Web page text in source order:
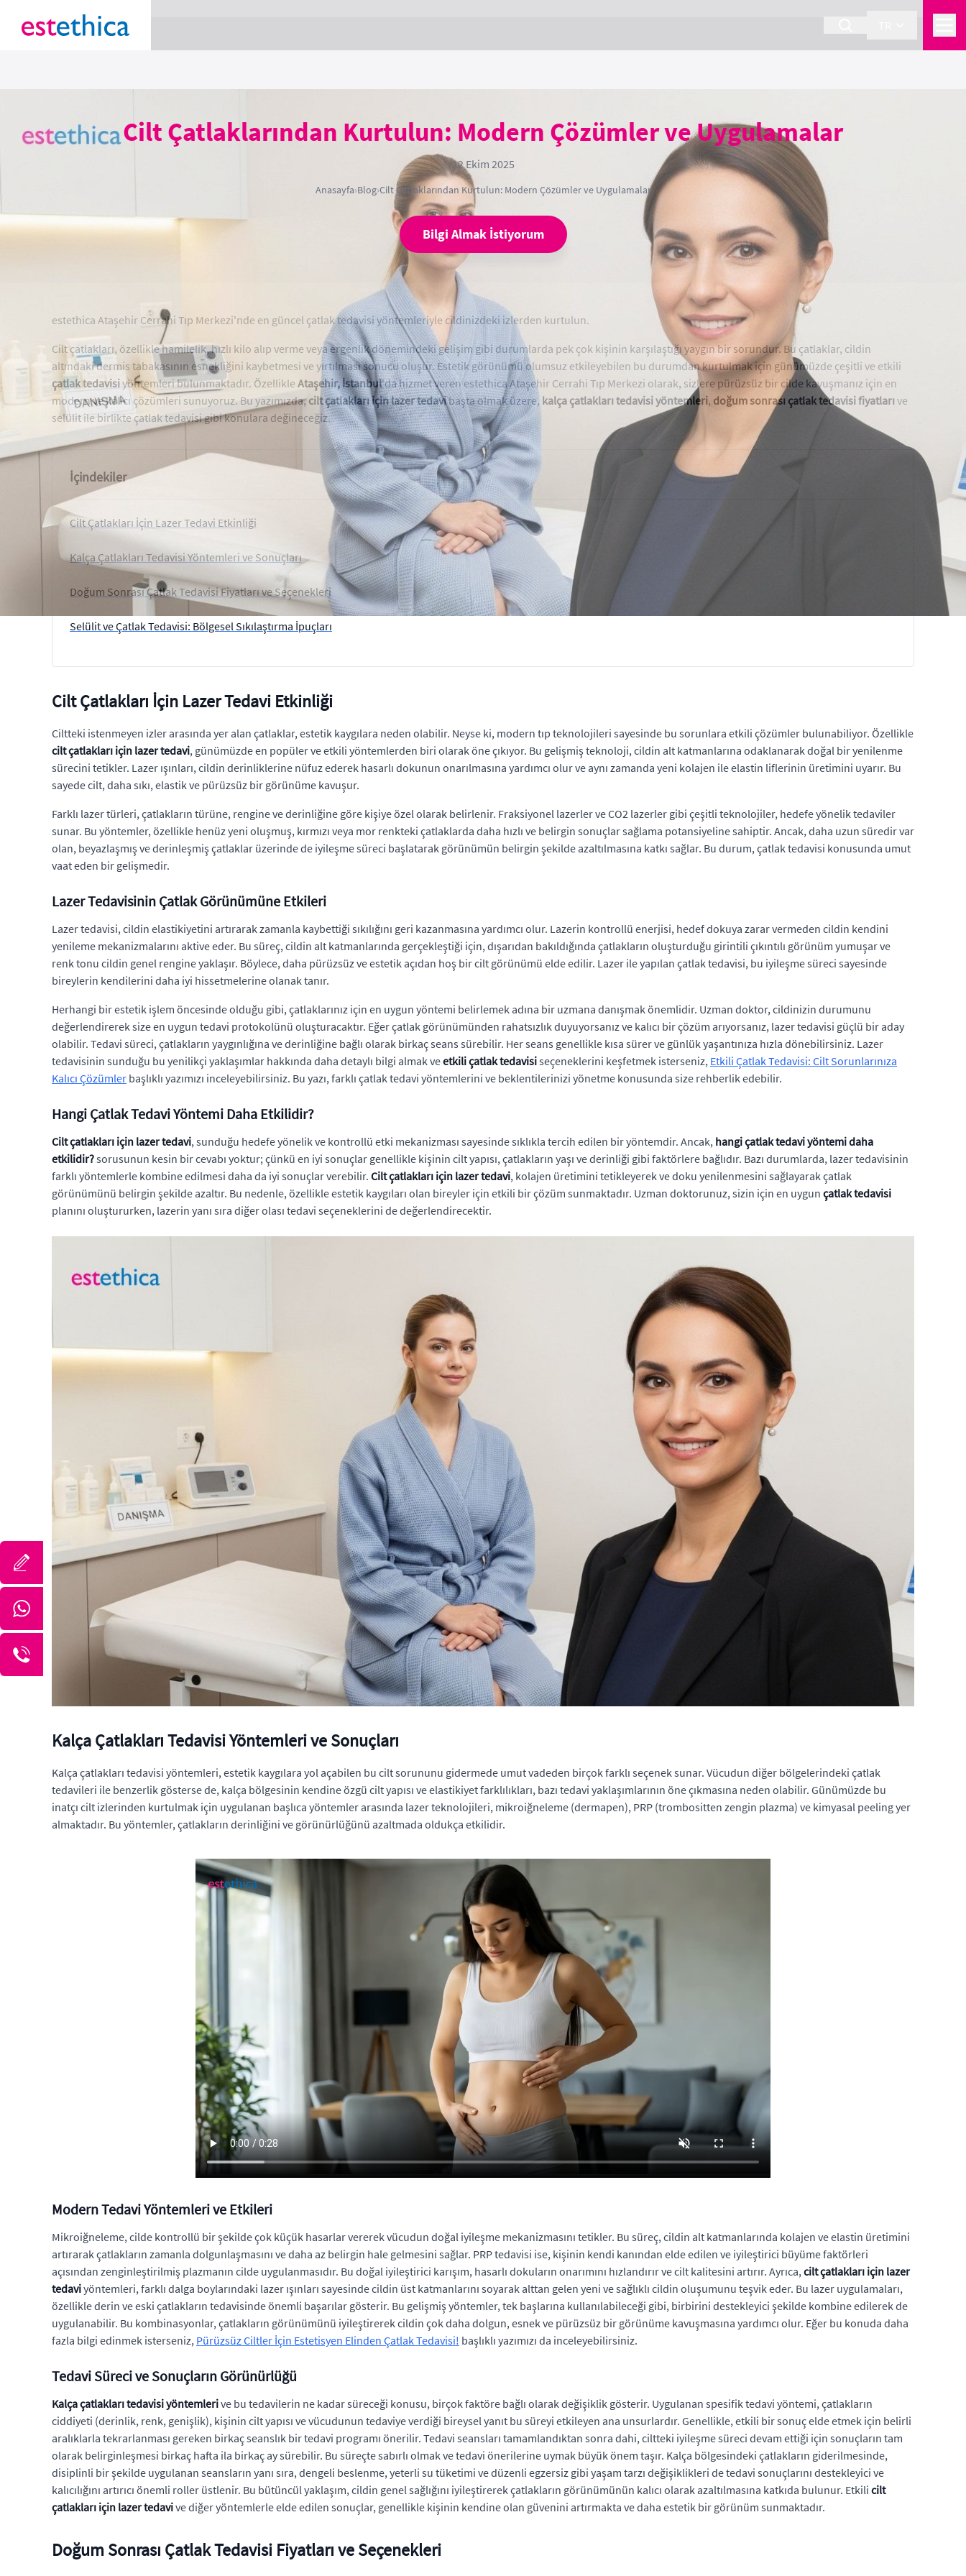
Cilt Çatlaklarından Kurtulun: Modern Çözümler ve Uygulamalar
12 Ekim 2025
Anasayfa›Blog›Cilt Çatlaklarından Kurtulun: Modern Çözümler ve Uygulamalar
Bilgi Almak İstiyorum
estethica Ataşehir Cerrahi Tıp Merkezi'nde en güncel çatlak tedavisi yöntemleriyle cildinizdeki izlerden kurtulun.
Cilt çatlakları, özellikle hamilelik, hızlı kilo alıp verme veya ergenlik dönemindeki gelişim gibi durumlarda pek çok kişinin karşılaştığı yaygın bir sorundur. Bu çatlaklar, cildin
altındaki dermis tabakasının esnekliğini kaybetmesi ve yırtılması sonucu oluşur. Estetik görünümü olumsuz etkileyebilen bu durumdan kurtulmak için günümüzde çeşitli ve etkili
çatlak tedavisiyöntemleri bulunmaktadır. Özellikle Ataşehir, İstanbul'da hizmet veren estethica Ataşehir Cerrahi Tıp Merkezi olarak, sizlere pürüzsüz bir cilde kavuşmanız için en
modern ve kalıcı çözümleri sunuyoruz. Bu yazımızda,cilt çatlakları için lazer tedavibaşta olmak üzere, kalça çatlakları tedavisi yöntemleri, doğum sonrası çatlak tedavisi fiyatları ve
selülit ile birlikte çatlak tedavisi gibi konulara değineceğiz.
İçindekiler
Cilt Çatlakları İçin Lazer Tedavi Etkinliği
Kalça Çatlakları Tedavisi Yöntemleri ve Sonuçları
Doğum Sonrası Çatlak Tedavisi Fiyatları ve Seçenekleri
Selülit ve Çatlak Tedavisi: Bölgesel Sıkılaştırma İpuçları
Cilt Çatlakları İçin Lazer Tedavi Etkinliği
Ciltteki istenmeyen izler arasında yer alan çatlaklar, estetik kaygılara neden olabilir. Neyse ki, modern tıp teknolojileri sayesinde bu sorunlara etkili çözümler bulunabiliyor. Özellikle
cilt çatlakları için lazer tedavi, günümüzde en popüler ve etkili yöntemlerden biri olarak öne çıkıyor. Bu gelişmiş teknoloji, cildin alt katmanlarına odaklanarak doğal bir yenilenme
sürecini tetikler. Lazer ışınları, cildin derinliklerine nüfuz ederek hasarlı dokunun onarılmasına yardımcı olur ve aynı zamanda yeni kolajen ile elastin liflerinin üretimini uyarır. Bu
sayede cilt, daha sıkı, elastik ve pürüzsüz bir görünüme kavuşur.
Farklı lazer türleri, çatlakların türüne, rengine ve derinliğine göre kişiye özel olarak belirlenir. Fraksiyonel lazerler ve CO2 lazerler gibi çeşitli teknolojiler, hedefe yönelik tedaviler
sunar. Bu yöntemler, özellikle henüz yeni oluşmuş, kırmızı veya mor renkteki çatlaklarda daha hızlı ve belirgin sonuçlar sağlama potansiyeline sahiptir. Ancak, daha uzun süredir var
olan, beyazlaşmış ve derinleşmiş çatlaklar üzerinde de iyileşme süreci başlatarak görünümün belirgin şekilde azaltılmasına katkı sağlar. Bu durum, çatlak tedavisi konusunda umut
vaat eden bir gelişmedir.
Lazer Tedavisinin Çatlak Görünümüne Etkileri
Lazer tedavisi, cildin elastikiyetini artırarak zamanla kaybettiği sıkılığını geri kazanmasına yardımcı olur. Lazerin kontrollü enerjisi, hedef dokuya zarar vermeden cildin kendini
yenileme mekanizmalarını aktive eder. Bu süreç, cildin alt katmanlarında gerçekleştiği için, dışarıdan bakıldığında çatlakların oluşturduğu girintili çıkıntılı görünüm yumuşar ve
renk tonu cildin genel rengine yaklaşır. Böylece, daha pürüzsüz ve estetik açıdan hoş bir cilt görünümü elde edilir. Lazer ile yapılan çatlak tedavisi, bu iyileşme süreci sayesinde
bireylerin kendilerini daha iyi hissetmelerine olanak tanır.
Herhangi bir estetik işlem öncesinde olduğu gibi, çatlaklarınız için en uygun yöntemi belirlemek adına bir uzmana danışmak önemlidir. Uzman doktor, cildinizin durumunu
değerlendirerek size en uygun tedavi protokolünü oluşturacaktır. Eğer çatlak görünümünden rahatsızlık duyuyorsanız ve kalıcı bir çözüm arıyorsanız, lazer tedavisi güçlü bir aday
olabilir. Tedavi süreci, çatlakların yaygınlığına ve derinliğine bağlı olarak birkaç seans sürebilir. Her seans genellikle kısa sürer ve günlük yaşantınıza hızla dönebilirsiniz. Lazer
tedavisinin sunduğu bu yenilikçi yaklaşımlar hakkında daha detaylı bilgi almak veetkili çatlak tedavisiseçeneklerini keşfetmek isterseniz, Etkili Çatlak Tedavisi: Cilt Sorunlarınıza
Kalıcı Çözümler başlıklı yazımızı inceleyebilirsiniz. Bu yazı, farklı çatlak tedavi yöntemlerini ve beklentilerinizi yönetme konusunda size rehberlik edebilir.
Hangi Çatlak Tedavi Yöntemi Daha Etkilidir?
Cilt çatlakları için lazer tedavi, sunduğu hedefe yönelik ve kontrollü etki mekanizması sayesinde sıklıkla tercih edilen bir yöntemdir. Ancak, hangi çatlak tedavi yöntemi daha
etkilidir?sorusunun kesin bir cevabı yoktur; çünkü en iyi sonuçlar genellikle kişinin cilt yapısı, çatlakların yaşı ve derinliği gibi faktörlere bağlıdır. Bazı durumlarda, lazer tedavisinin
farklı yöntemlerle kombine edilmesi daha da iyi sonuçlar verebilir. Cilt çatlakları için lazer tedavi, kolajen üretimini tetikleyerek ve doku yenilenmesini sağlayarak çatlak
görünümünü belirgin şekilde azaltır. Bu nedenle, özellikle estetik kaygıları olan bireyler için etkili bir çözüm sunmaktadır. Uzman doktorunuz, sizin için en uygun çatlak tedavisi
planını oluştururken, lazerin yanı sıra diğer olası tedavi seçeneklerini de değerlendirecektir.
Kalça Çatlakları Tedavisi Yöntemleri ve Sonuçları
Kalça çatlakları tedavisi yöntemleri, estetik kaygılara yol açabilen bu cilt sorununu gidermede umut vadeden birçok farklı seçenek sunar. Vücudun diğer bölgelerindeki çatlak
tedavileri ile benzerlik gösterse de, kalça bölgesinin kendine özgü cilt yapısı ve elastikiyet farklılıkları, bazı tedavi yaklaşımlarının öne çıkmasına neden olabilir. Günümüzde bu
inatçı cilt izlerinden kurtulmak için uygulanan başlıca yöntemler arasında lazer teknolojileri, mikroiğneleme (dermapen), PRP (trombositten zengin plazma) ve kimyasal peeling yer
almaktadır. Bu yöntemler, çatlakların derinliğini ve görünürlüğünü azaltmada oldukça etkilidir.
Modern Tedavi Yöntemleri ve Etkileri
Mikroiğneleme, cilde kontrollü bir şekilde çok küçük hasarlar vererek vücudun doğal iyileşme mekanizmasını tetikler. Bu süreç, cildin alt katmanlarında kolajen ve elastin üretimini
artırarak çatlakların zamanla dolgunlaşmasını ve daha az belirgin hale gelmesini sağlar. PRP tedavisi ise, kişinin kendi kanından elde edilen ve iyileştirici büyüme faktörleri
açısından zenginleştirilmiş plazmanın cilde uygulanmasıdır. Bu doğal iyileştirici karışım, hasarlı dokuların onarımını hızlandırır ve cilt kalitesini artırır. Ayrıca,cilt çatlakları için lazer
tedaviyöntemleri, farklı dalga boylarındaki lazer ışınları sayesinde cildin üst katmanlarını soyarak alttan gelen yeni ve sağlıklı cildin oluşumunu teşvik eder. Bu lazer uygulamaları,
özellikle derin ve eski çatlakların tedavisinde önemli başarılar gösterir. Bu gelişmiş yöntemler, tek başlarına kullanılabileceği gibi, birbirini destekleyici şekilde kombine edilerek de
uygulanabilir. Bu kombinasyonlar, çatlakların görünümünü iyileştirerek cildin çok daha dolgun, esnek ve pürüzsüz bir görünüme kavuşmasına yardımcı olur. Eğer bu konuda daha
fazla bilgi edinmek isterseniz, Pürüzsüz Ciltler İçin Estetisyen Elinden Çatlak Tedavisi! başlıklı yazımızı da inceleyebilirsiniz.
Tedavi Süreci ve Sonuçların Görünürlüğü
Kalça çatlakları tedavisi yöntemlerive bu tedavilerin ne kadar süreceği konusu, birçok faktöre bağlı olarak değişiklik gösterir. Uygulanan spesifik tedavi yöntemi, çatlakların
ciddiyeti (derinlik, renk, genişlik), kişinin cilt yapısı ve vücudunun tedaviye verdiği bireysel yanıt bu süreyi etkileyen ana unsurlardır. Genellikle, etkili bir sonuç elde etmek için belirli
aralıklarla tekrarlanması gereken birkaç seanslık bir tedavi programı önerilir. Tedavi seansları tamamlandıktan sonra dahi, ciltteki iyileşme süreci devam ettiği için sonuçların tam
olarak belirginleşmesi birkaç hafta ila birkaç ay sürebilir. Bu süreçte sabırlı olmak ve tedavi önerilerine uymak büyük önem taşır. Kalça bölgesindeki çatlakların giderilmesinde,
disiplinli bir şekilde uygulanan seansların yanı sıra, dengeli beslenme, yeterli su tüketimi ve düzenli egzersiz gibi yaşam tarzı değişiklikleri de tedavi sonuçlarını destekleyici ve
kalıcılığını artırıcı önemli roller üstlenir. Bu bütüncül yaklaşım, cildin genel sağlığını iyileştirerek çatlakların görünümünün kalıcı olarak azaltılmasına katkıda bulunur. Etkili cilt
çatlakları için lazer tedavive diğer yöntemlerle elde edilen sonuçlar, genellikle kişinin kendine olan güvenini artırmakta ve daha estetik bir görünüm sunmaktadır.
Doğum Sonrası Çatlak Tedavisi Fiyatları ve Seçenekleri